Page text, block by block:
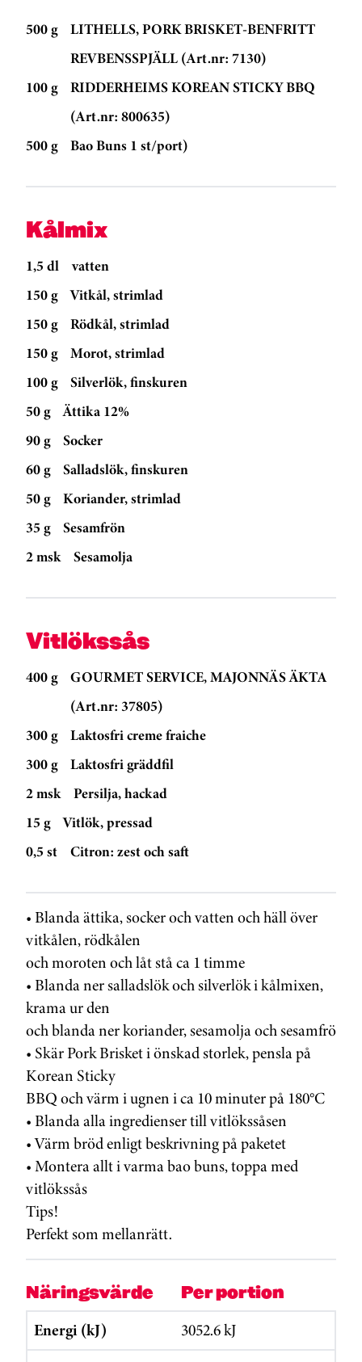
500 g
LITHELLS, PORK BRISKET-BENFRITT
REVBENSSPJÄLL (Art.nr: 7130)
100 g
RIDDERHEIMS KOREAN STICKY BBQ
(Art.nr: 800635)
500 g
Bao Buns 1 st/port)
Kålmix
1,5 dl
vatten
150 g
Vitkål, strimlad
150 g
Rödkål, strimlad
150 g
Morot, strimlad
100 g
Silverlök, finskuren
50 g
Ättika 12%
90 g
Socker
60 g
Salladslök, finskuren
50 g
Koriander, strimlad
35 g
Sesamfrön
2 msk
Sesamolja
Vitlökssås
400 g
GOURMET SERVICE, MAJONNÄS ÄKTA
(Art.nr: 37805)
300 g
Laktosfri creme fraiche
300 g
Laktosfri gräddfil
2 msk
Persilja, hackad
15 g
Vitlök, pressad
0,5 st
Citron: zest och saft
• Blanda ättika, socker och vatten och häll över
vitkålen, rödkålen
och moroten och låt stå ca 1 timme
• Blanda ner salladslök och silverlök i kålmixen,
krama ur den
och blanda ner koriander, sesamolja och sesamfrö
• Skär Pork Brisket i önskad storlek, pensla på
Korean Sticky
BBQ och värm i ugnen i ca 10 minuter på 180°C
• Blanda alla ingredienser till vitlökssåsen
• Värm bröd enligt beskrivning på paketet
• Montera allt i varma bao buns, toppa med
vitlökssås
Tips!
Perfekt som mellanrätt.
Näringsvärde Per portion
Energi (kJ)
3052.6 kJ